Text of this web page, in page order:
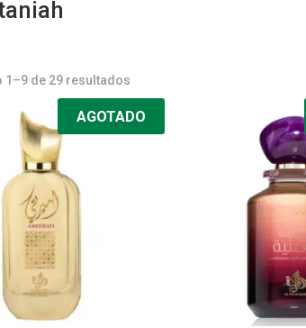
1–9 de 29 resultados
AGOTADO